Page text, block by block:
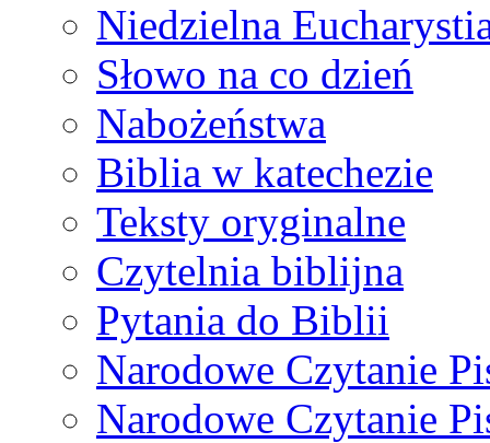
Niedzielna
Słowo na co dzień
Nabożeństwa
Biblia w katechezie
Teksty oryginalne
Czytelnia biblijna
Pytania do Biblii
Narodowe Czytanie
Narodowe Czytanie